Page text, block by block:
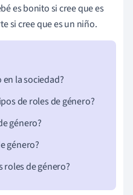
es bonito si cree que es
si cree que es un niño.
la sociedad?
de roles de género?
género?
género?
roles de género?